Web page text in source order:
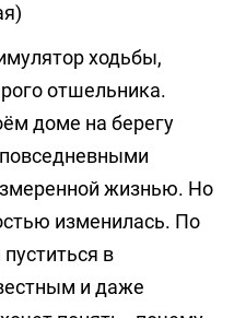
ходьбы,
отшельника.
доме на берегу
жизнью. Но
изменилась. По
в
и даже